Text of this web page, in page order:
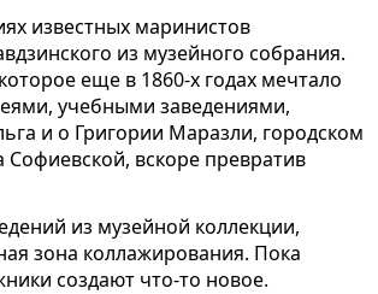
известных маринистов
из музейного собрания.
еще в 1860-х годах мечтало
учебными заведениями,
и о Григории Маразли, городском
вскоре превратив
из музейной коллекции,
зона коллажирования. Пока
создают что-то новое.